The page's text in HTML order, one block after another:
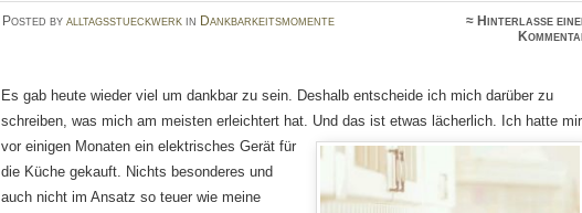
Posted by alltagsstueckwerkin Dankbarkeitsmomente ≈ Hinterlasse
Es gab heute wieder viel um dankbar zu sein. Deshalb entscheide ich mich darüber zu
schreiben, was mich am meisten erleichtert hat. Und das ist etwas lächerlich. Ich hatte mir
vor einigen Monaten ein elektrisches Gerät für
die Küche gekauft. Nichts besonderes und
auch nicht im Ansatz so teuer wie meine